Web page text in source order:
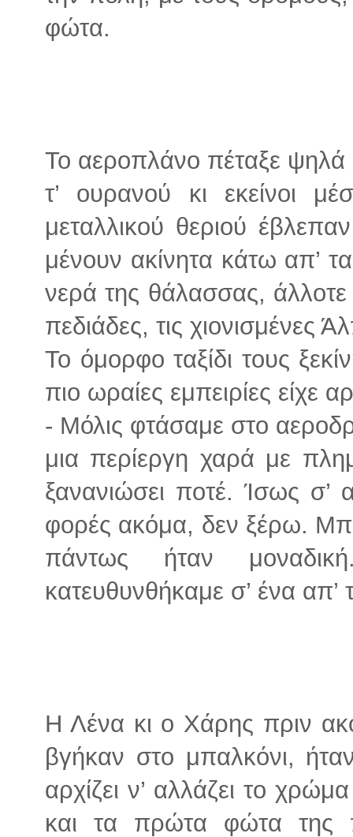
φώτα.
Το αεροπλάνο πέταξε
τ’ ουρανού κι εκείνοι
μεταλλικού θεριού
μένουν ακίνητα κάτω απ’
νερά της θάλασσας, άλλοτε
πεδιάδες, τις χιονισμένες
Το όμορφο ταξίδι τους
πιο ωραίες εμπειρίες είχε
- Μόλις φτάσαμε στο
μια περίεργη χαρά με
ξανανιώσει ποτέ. Ίσως σ’
φορές ακόμα, δεν ξέρω.
πάντως ήταν
κατευθυνθήκαμε σ’ ένα
Η Λένα κι ο Χάρης πριν
βγήκαν στο μπαλκόνι,
αρχίζει ν’ αλλάζει το
και τα πρώτα φώτα της